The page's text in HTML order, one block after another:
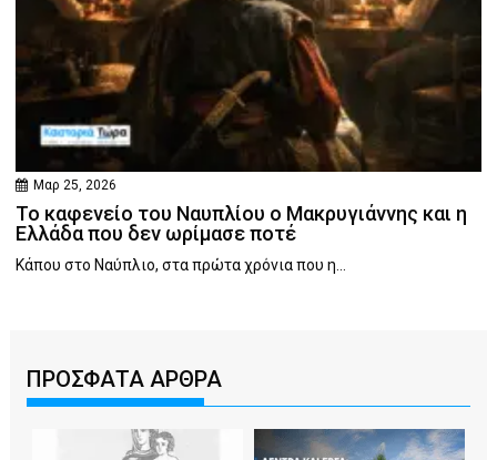
Μαρ 25, 2026
Το καφενείο του Ναυπλίου ο Μακρυγιάννης και η
Ελλάδα που δεν ωρίμασε ποτέ
Κάπου στο Ναύπλιο, στα πρώτα χρόνια που η...
ΠΡΟΣΦΑΤΑ ΑΡΘΡΑ